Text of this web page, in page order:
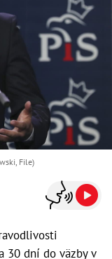
File)
30 dní do väzby v